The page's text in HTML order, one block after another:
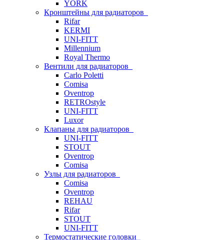
YORK
Кронштейны для радиаторов
Rifar
KERMI
UNI-FITT
Millennium
Royal Thermo
Вентили для радиаторов
Carlo Poletti
Comisa
Oventrop
RETROstyle
UNI-FITT
Luxor
Клапаны для радиаторов
UNI-FITT
STOUT
Oventrop
Comisa
Узлы для радиаторов
Comisa
Oventrop
REHAU
Rifar
STOUT
UNI-FITT
Термостатические головки